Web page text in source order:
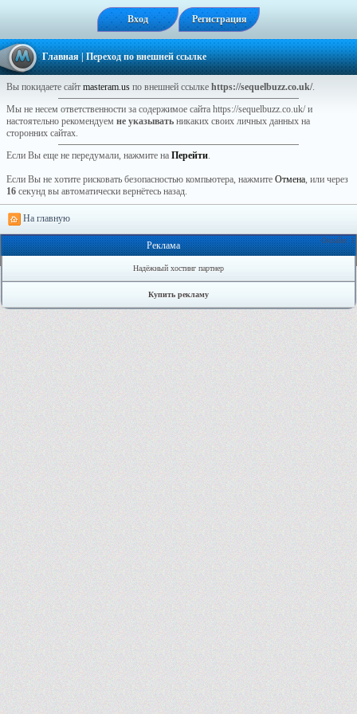
Вход Регистрация
Главная| Переход по внешней ссылке
Вы покидаете сайт masteram.us по внешней ссылке https://sequelbuzz.co.uk/.
Мы не несем ответственности за содержимое сайта https://sequelbuzz.co.uk/ и
настоятельно рекомендуем не указывать никаких своих личных данных на
сторонних сайтах.
Если Вы еще не передумали, нажмите на Перейти.
Если Вы не хотите рисковать безопасностью компьютера, нажмите Отмена, или через
16 секунд вы автоматически вернётесь назад.
На главную
Онлайн: 1
Реклама
Надёжный хостинг партнер
Купить рекламу